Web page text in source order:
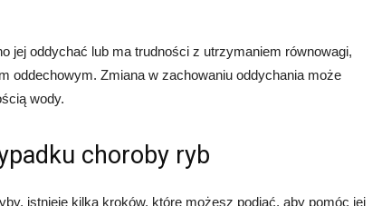
jej oddychać lub ma trudności z utrzymaniem równowagi,
oddechowym. Zmiana w zachowaniu oddychania może
wody.
choroby ryb
istnieje kilka kroków, które możesz podjąć, aby pomóc jej